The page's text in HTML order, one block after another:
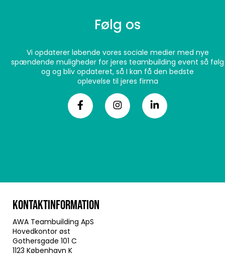
Følg os
Vi opdaterer løbende vores sociale medier med nye
spændende muligheder for jeres teambuilding event så følg
og og bliv opdateret, så I kan få den bedste
oplevelse til jeres firma
KONTAKTINFORMATION
AWA Teambuilding ApS
Hovedkontor øst
Gothersgade 101 C
1123 København K